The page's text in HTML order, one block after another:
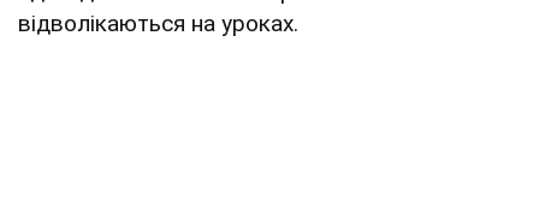
відволікаються на уроках.